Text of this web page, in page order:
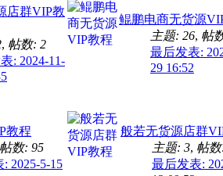
店群VIP教
, 帖数: 2
: 2024-11-
鲲鹏电商无货源
主题: 26, 帖
最后发表:
29 16:52
教程
帖数: 95
2025-5-15
般若无货源店群
主题: 3, 帖
最后发表: